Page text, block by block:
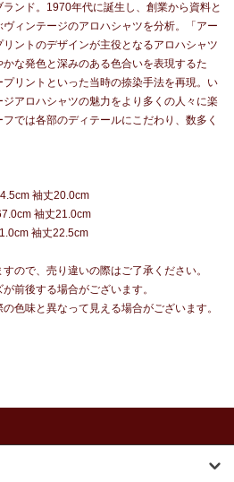
ンド。1970年代に誕生し、創業から資料と
ィンテージのアロハシャツを分析。「アー
ントのデザインが主役となるアロハシャツ
な発色と深みのある色合いを表現するた
リントといった当時の捺染手法を再現。い
アロハシャツの魅力をより多くの人々に楽
では各部のディテールにこだわり、数多く
袖丈20.0cm
袖丈21.0cm
袖丈22.5cm
ので、売り違いの際はご了承ください。
前後する場合がございます。
色味と異なって見える場合がございます。